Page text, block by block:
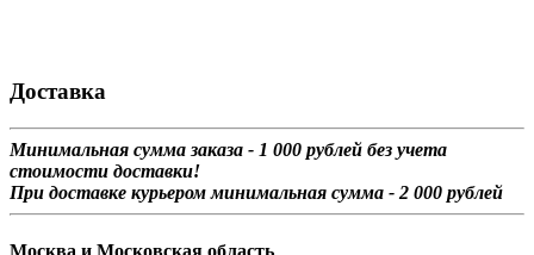
Доставка
Минимальная сумма заказа - 1 000 рублей без учета
стоимости доставки!
При доставке курьером минимальная сумма - 2 000 рублей
Москва и Московская область